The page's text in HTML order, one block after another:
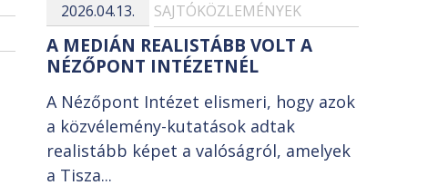
2026.04.13. SAJTÓKÖZLEMÉNYEK
A MEDIÁN REALISTÁBB VOLT A
NÉZŐPONT INTÉZETNÉL
A Nézőpont Intézet elismeri, hogy azok
a közvélemény-kutatások adtak
realistább képet a valóságról, amelyek
a Tisza...